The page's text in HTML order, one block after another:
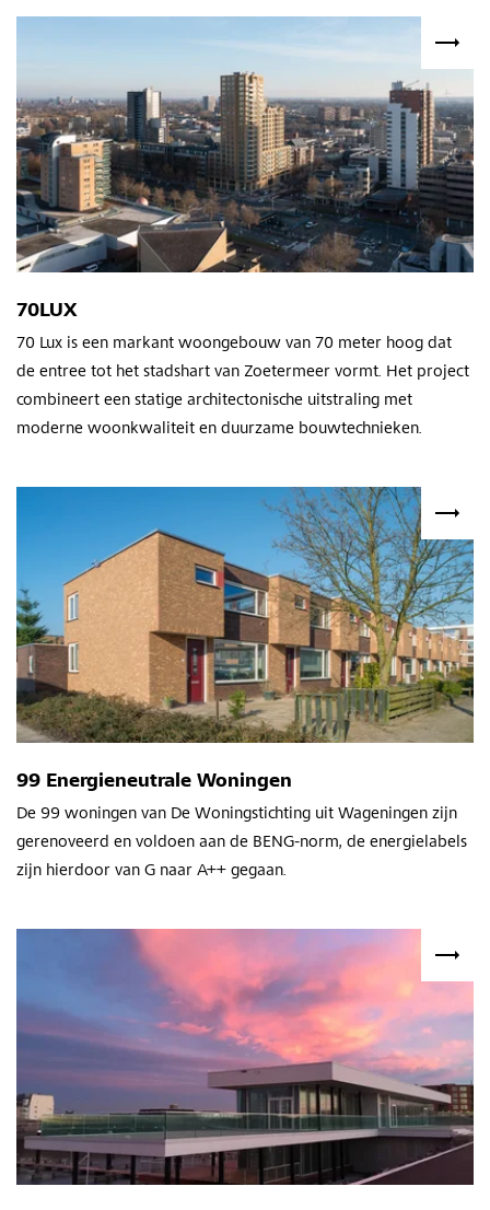
70LUX
70 Lux is een markant woongebouw van 70 meter hoog dat
de entree tot het stadshart van Zoetermeer vormt. Het project
combineert een statige architectonische uitstraling met
moderne woonkwaliteit en duurzame bouwtechnieken.
99 Energieneutrale Woningen
De 99 woningen van De Woningstichting uit Wageningen zijn
gerenoveerd en voldoen aan de BENG-norm, de energielabels
zijn hierdoor van G naar A++ gegaan.